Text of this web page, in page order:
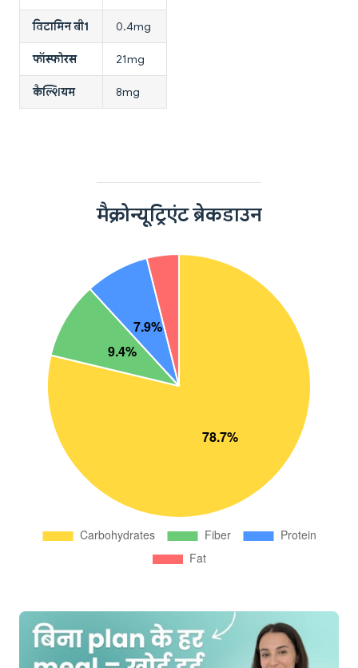
विटामिन बी1 0.4mg
फॉस्फोरस 21mg
कैल्शियम 8mg
मैक्रोन्यूट्रिएंट ब्रेकडाउन